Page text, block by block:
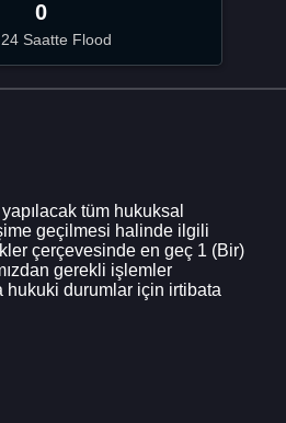
0
Saatte Flood
tüm hukuksal
geçilmesi halinde ilgili
çerçevesinde en geç 1 (Bir)
gerekli işlemler
hukuki durumlar için irtibata